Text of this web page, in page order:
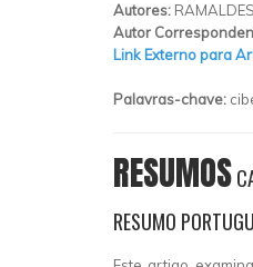
Autores:
Autor
Link Externo para
Palavras-chave:
RESUMOS
RESUMO